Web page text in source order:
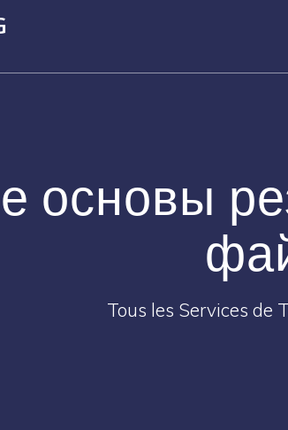
основы
Tous les Services de